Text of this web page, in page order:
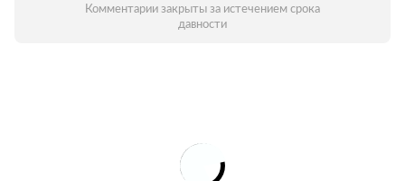
Комментарии закрыты за истечением срока
давности